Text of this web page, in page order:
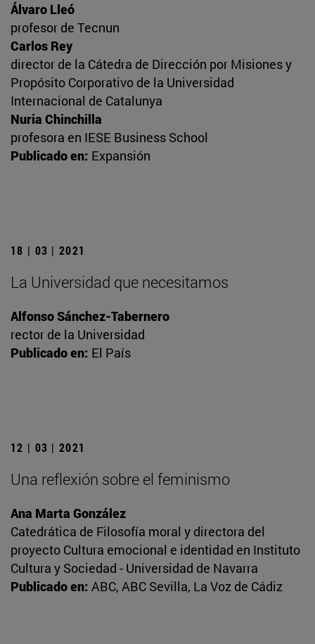
Álvaro Lleó
profesor de Tecnun
Carlos Rey
director de la Cátedra de Dirección por Misiones y
Propósito Corporativo de la Universidad
Internacional de Catalunya
Nuria Chinchilla
profesora en IESE Business School
Publicado en: Expansión
18 | 03 | 2021
La Universidad que necesitamos
Alfonso Sánchez-Tabernero
rector de la Universidad
Publicado en: El País
12 | 03 | 2021
Una reflexión sobre el feminismo
Ana Marta González
Catedrática de Filosofía moral y directora del
proyecto Cultura emocional e identidad en Instituto
Cultura y Sociedad - Universidad de Navarra
Publicado en: ABC, ABC Sevilla, La Voz de Cádiz